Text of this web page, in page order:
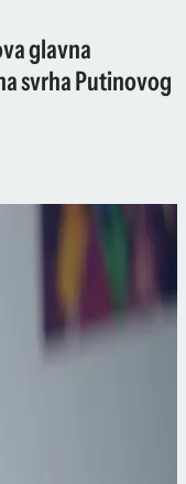
glavna
svrha Putinovog